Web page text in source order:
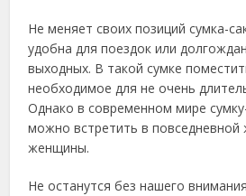
Не меняет своих позиций сумка-
удобна для поездок или
выходных. В такой сумке
необходимое для не очень
Однако в современном мире
можно встретить в повседневной
женщины.
Не останутся без нашего